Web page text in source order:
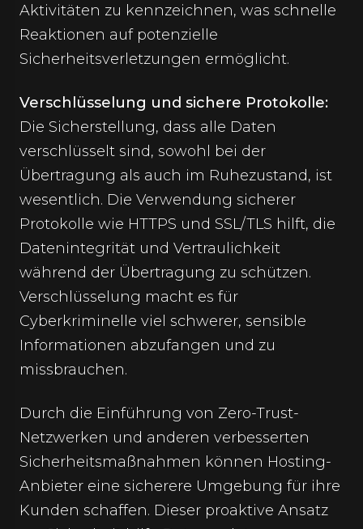
Aktivitäten zu kennzeichnen, was schnelle
Reaktionen auf potenzielle
Sicherheitsverletzungen ermöglicht.
Verschlüsselung und sichere Protokolle:
Die Sicherstellung, dass alle Daten
verschlüsselt sind, sowohl bei der
Übertragung als auch im Ruhezustand, ist
wesentlich. Die Verwendung sicherer
Protokolle wie HTTPS und SSL/TLS hilft, die
Datenintegrität und Vertraulichkeit
während der Übertragung zu schützen.
Verschlüsselung macht es für
Cyberkriminelle viel schwerer, sensible
Informationen abzufangen und zu
missbrauchen.
Durch die Einführung von Zero-Trust-
Netzwerken und anderen verbesserten
Sicherheitsmaßnahmen können Hosting-
Anbieter eine sicherere Umgebung für ihre
Kunden schaffen. Dieser proaktive Ansatz